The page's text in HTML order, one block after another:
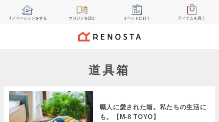
リノベーションをする マガジンを読む イベント に行く アイテムを買う
道具箱
職人に愛された箱。私たちの生活に
も。【M-8 TOYO】